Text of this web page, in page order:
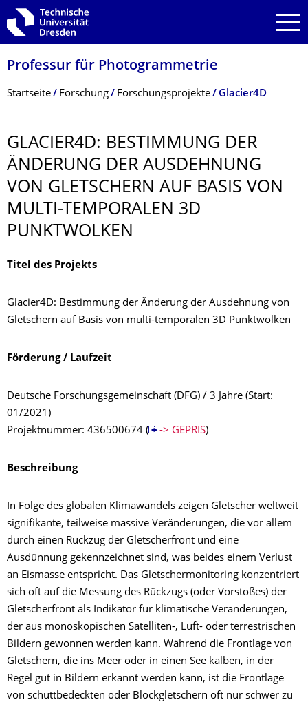
Zur Hauptnavigation springen
Zur Suche springen
Zum Inhalt springen
Professur für Photogrammetrie
Breadcrumb-Menü
Startseite Forschung Forschungsprojekte Glacier4D
GLACIER4D: BESTIMMUNG DER
ÄNDERUNG DER AUSDEHNUNG
VON GLETSCHERN AUF BASIS VON
MULTI-TEMPORALEN 3D
PUNKTWOLKEN
Titel des Projekts
Glacier4D: Bestimmung der Änderung der Ausdehnung von
Gletschern auf Basis von multi-temporalen 3D Punktwolken
Förderung / Laufzeit
Deutsche Forschungsgemeinschaft (DFG) / 3 Jahre (Start:
01/2021)
Projektnummer: 436500674 (
-> GEPRIS)
Beschreibung
In Folge des globalen Klimawandels zeigen Gletscher weltweit
signifikante, teilweise massive Veränderungen, die vor allem
durch einen Rückzug der Gletscherfront und eine
Ausdünnung gekennzeichnet sind, was beides einem Verlust
an Eismasse entspricht. Das Gletschermonitoring konzentriert
sich oft auf die Messung des Rückzugs (oder Vorstoßes) der
Gletscherfront als Indikator für klimatische Veränderungen,
der aus monoskopischen Satelliten-, Luft- oder terrestrischen
Bildern gewonnen werden kann. Während die Frontlage von
Gletschern, die ins Meer oder in einen See kalben, in der
Regel gut in Bildern erkannt werden kann, ist die Frontlage
von schuttbedeckten oder Blockgletschern oft nur schwer zu